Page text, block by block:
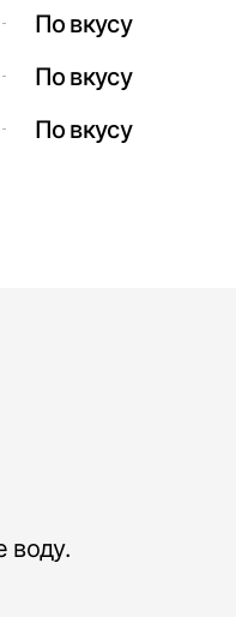
По вкусу
По вкусу
По вкусу
воду.